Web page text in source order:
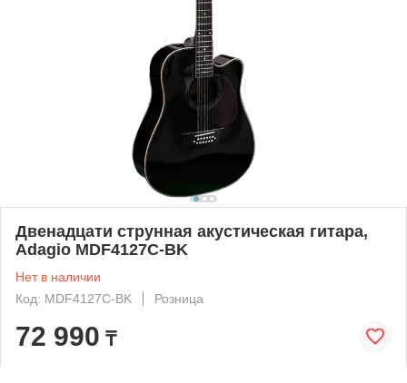
Двенадцати струнная акустическая гитара,
Adagio MDF4127C-BK
Нет в наличии
Код: MDF4127C-BK
Розница
72 990 ₸